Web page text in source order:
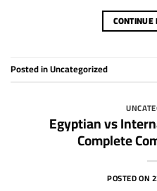
Posted inUncategorized
Egyptian vs
Complete
POSTED ON